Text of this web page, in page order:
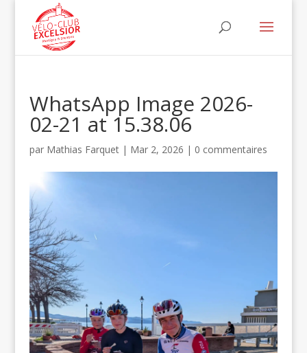
WhatsApp Image 2026-
02-21 at 15.38.06
par Mathias Farquet| Mar 2, 2026 | 0 commentaires